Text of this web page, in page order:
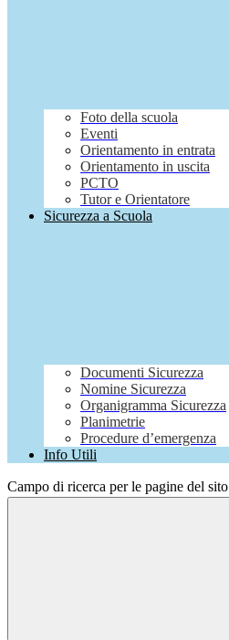
Foto della scuola
Eventi
Orientamento in entrata
Orientamento in uscita
PCTO
Tutor e Orientatore
Sicurezza a Scuola
Documenti Sicurezza
Nomine Sicurezza
Organigramma Sicurezza
Planimetrie
Procedure d’emergenza
Info Utili
Campo di ricerca per le pagine del sito